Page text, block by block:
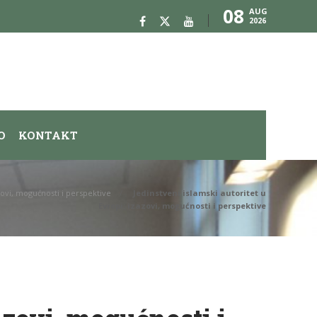
08 AUG
2026
KONTAKT
mogućnosti i perspektive
Jedinstveni islamski autoritet u
Evropi: izazovi, mogućnosti i perspektive